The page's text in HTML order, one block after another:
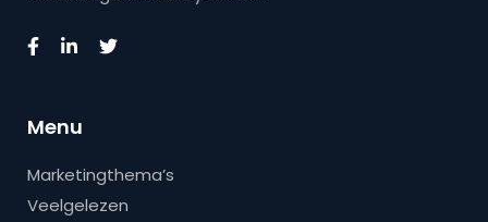
Menu
Marketingthema’s
Veelgelezen